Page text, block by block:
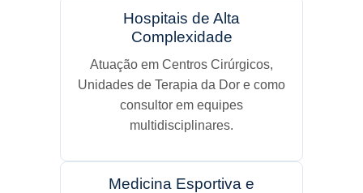
Hospitais de Alta
Complexidade
Atuação em Centros Cirúrgicos,
Unidades de Terapia da Dor e como
consultor em equipes
multidisciplinares.
Medicina Esportiva e